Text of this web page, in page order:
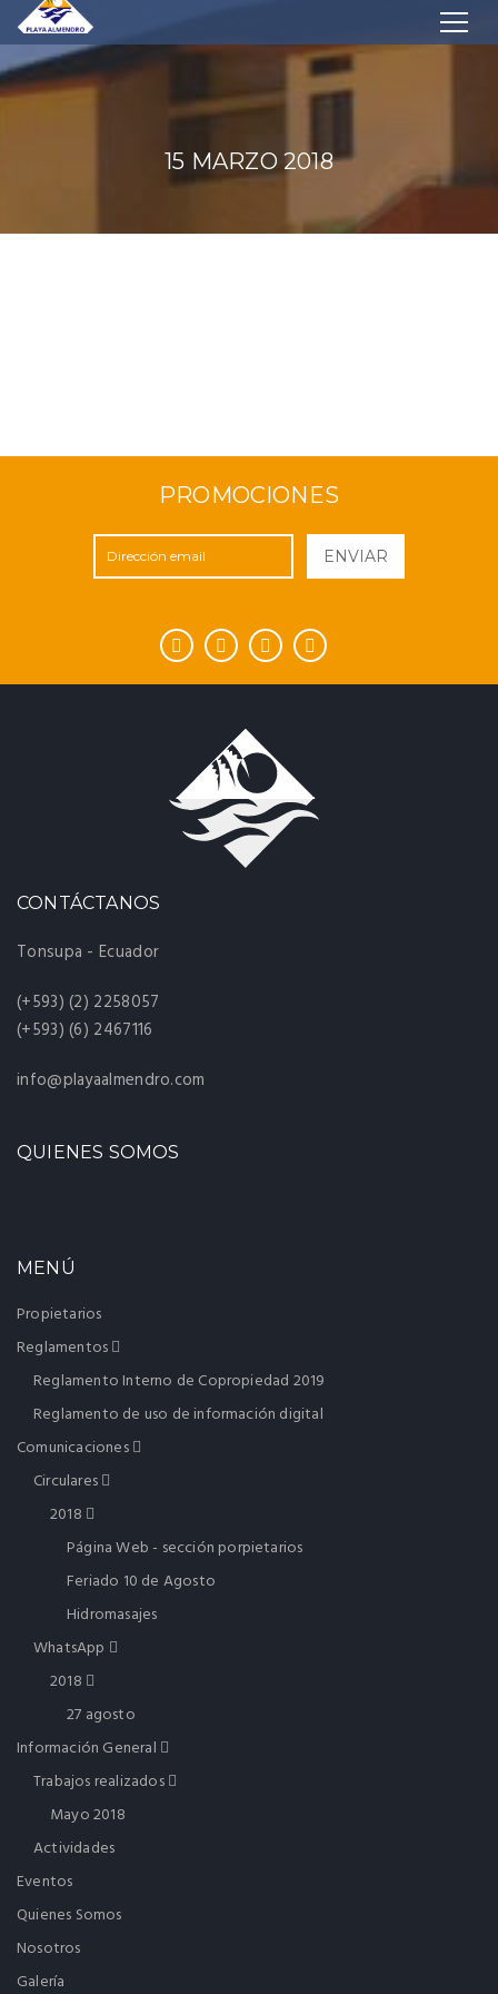
15 MARZO 2018
PROMOCIONES
ENVIAR
CONTÁCTANOS
Tonsupa - Ecuador
(+593) (2) 2258057
(+593) (6) 2467116
info@playaalmendro.com
QUIENES SOMOS
MENÚ
Propietarios
Reglamentos
Reglamento Interno de Copropiedad 2019
Reglamento de uso de información digital
Comunicaciones
Circulares
2018
Página Web - sección porpietarios
Feriado 10 de Agosto
Hidromasajes
WhatsApp
2018
27 agosto
Información General
Trabajos realizados
Mayo 2018
Actividades
Eventos
Quienes Somos
Nosotros
Galería